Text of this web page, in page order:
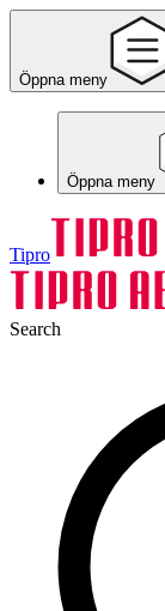
Öppna meny
Öppna meny
Tipro
Search